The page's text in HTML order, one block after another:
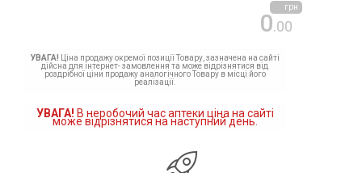
0.00
грн
УВАГА! Ціна продажу окремої позиції Товару, зазначена на сайті
дійсна для інтернет- замовлення та може відрізнятися від
роздрібної ціни продажу аналогічного Товару в місці його
реалізації.
УВАГА! В неробочий час аптеки ціна на сайті
може відрізнятися на наступний день.